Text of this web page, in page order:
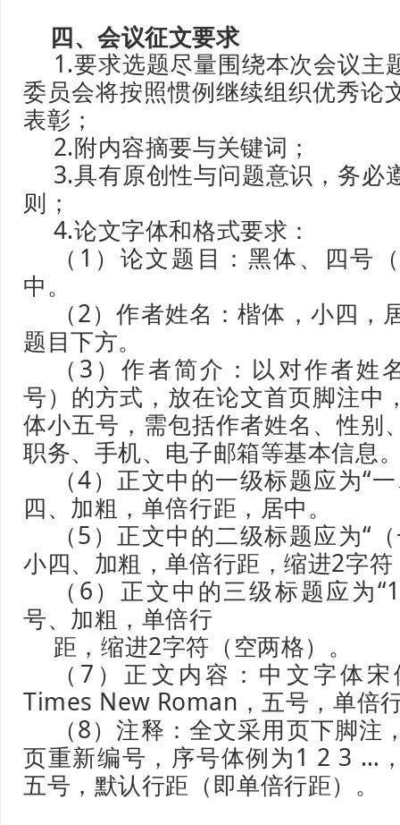
四、会议征文要求
1.要求选题尽量围绕本次会议主
委员会将按照惯例继续组织优秀论
表彰；
2.附内容摘要与关键词；
3.具有原创性与问题意识，务必
则；
4.论文字体和格式要求：
（1）论文题目：黑体、四号
中。
（2）作者姓名：楷体，小四，
题目下方。
（3）作者简介：以对作者姓
号）的方式，放在论文首页脚注中
体小五号，需包括作者姓名、性别
职务、手机、电子邮箱等基本信息
（4）正文中的一级标题应为“
四、加粗，单倍行距，居中。
（5）正文中的二级标题应为“
小四、加粗，单倍行距，缩进2字
（6）正文中的三级标题应为
号、加粗，单倍行
距，缩进2字符（空两格）。
（7）正文内容：中文字体
Times New Roman，五号，单倍
（8）注释：全文采用页下脚注
页重新编号，序号体例为1 2 3 …
五号，默认行距（即单倍行距）。